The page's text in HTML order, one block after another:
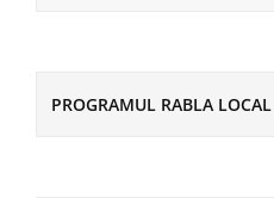
PROGRAMUL RABLA LOCAL